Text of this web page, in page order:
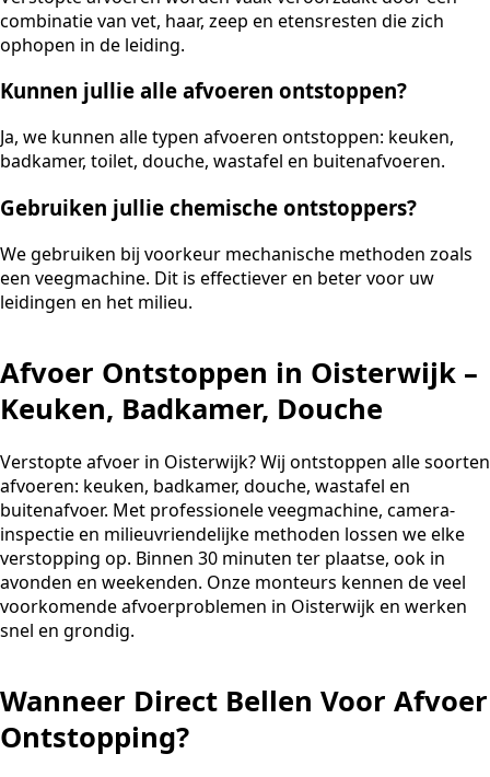
combinatie van vet, haar, zeep en etensresten die zich
ophopen in de leiding.
Kunnen jullie alle afvoeren ontstoppen?
Ja, we kunnen alle typen afvoeren ontstoppen: keuken,
badkamer, toilet, douche, wastafel en buitenafvoeren.
Gebruiken jullie chemische ontstoppers?
We gebruiken bij voorkeur mechanische methoden zoals
een veegmachine. Dit is effectiever en beter voor uw
leidingen en het milieu.
Afvoer Ontstoppen in Oisterwijk –
Keuken, Badkamer, Douche
Verstopte afvoer in Oisterwijk? Wij ontstoppen alle soorten
afvoeren: keuken, badkamer, douche, wastafel en
buitenafvoer. Met professionele veegmachine, camera-
inspectie en milieuvriendelijke methoden lossen we elke
verstopping op. Binnen 30 minuten ter plaatse, ook in
avonden en weekenden. Onze monteurs kennen de veel
voorkomende afvoerproblemen in Oisterwijk en werken
snel en grondig.
Wanneer Direct Bellen Voor Afvoer
Ontstopping?